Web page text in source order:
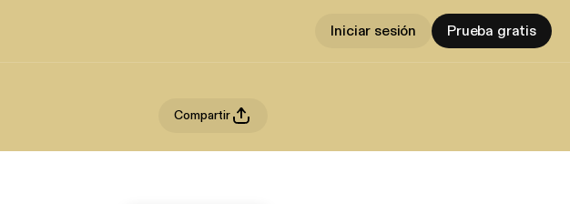
Iniciar sesión Prueba gratis
Compartir